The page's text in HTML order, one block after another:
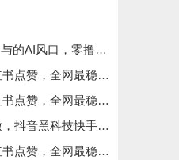
AVAX，首码上线速度上车！
定绿色的项目，价格拉满的哦
稳定绿色的项目，今年再加油
上人涨粉云端商城真能逆袭赚钱
稳定绿色的项目，完美来拉新